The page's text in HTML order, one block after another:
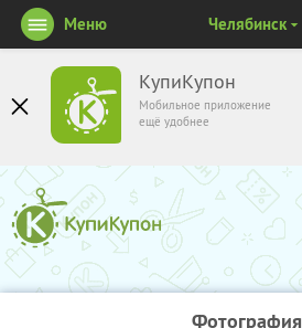
КупиКупон
Мобильное приложение
ещё удобнее
Меню Челябинск
Фотография